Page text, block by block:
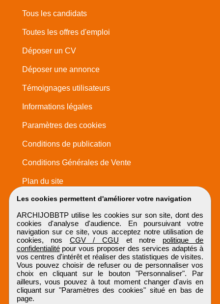
Les cookies permettent d'améliorer votre navigation
ARCHIJOBBTP utilise les cookies sur son site, dont des
cookies d'analyse d'audience. En poursuivant votre
navigation sur ce site, vous acceptez notre utilisation de
cookies, nos CGV / CGU et notre politique de
confidentialitépour vous proposer des services adaptés à
vos centres d'intérêt et réaliser des statistiques de visites.
Vous pouvez choisir de refuser ou de personnaliser vos
choix en cliquant sur le bouton "Personnaliser". Par
ailleurs, vous pouvez à tout moment changer d'avis en
cliquant sur "Paramètres des cookies" situé en bas de
page.
Tous les candidats
Toutes les offres d'emploi
Déposer un CV
Déposer une annonce
Témoignages utilisateurs
Informations légales
Paramètres des cookies
Conditions de publication
Conditions Générales de Vente
Plan du site